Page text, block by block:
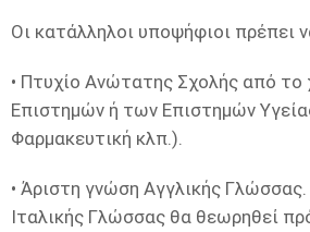
Οι κατάλληλοι υποψήφιοι πρέπει
• Πτυχίο Ανώτατης Σχολής από
Επιστημών ή των Επιστημών
Φαρμακευτική κλπ.).
• Άριστη γνώση Αγγλικής
Ιταλικής Γλώσσας θα θεωρηθεί